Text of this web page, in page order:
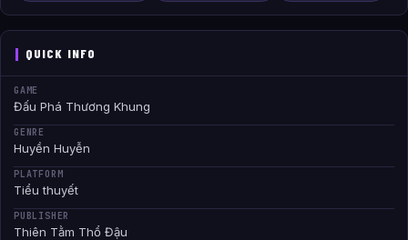
QUICK INFO
GAME
Đấu Phá Thương Khung
GENRE
Huyền Huyễn
PLATFORM
Tiểu thuyết
PUBLISHER
Thiên Tằm Thổ Đậu